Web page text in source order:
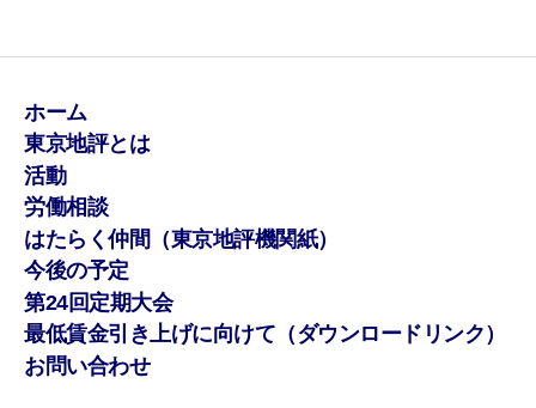
ホーム
東京地評とは
活動
労働相談
はたらく仲間（東京地評機関紙）
今後の予定
第24回定期大会
最低賃金引き上げに向けて（ダウンロードリンク）
お問い合わせ